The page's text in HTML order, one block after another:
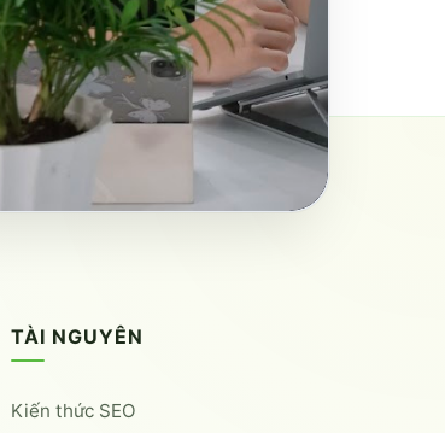
TÀI NGUYÊN
Kiến thức SEO